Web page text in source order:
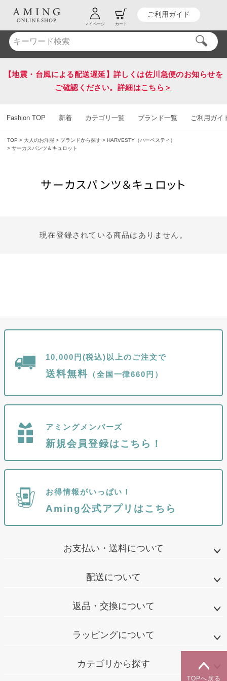
マイページ カート
ご利用ガイド
HOT KEY WORD #送料無料
【地震・台風による配送遅延】詳しくは佐川急便のお知らせを
ご確認ください。 詳細はこちら＞
Fashion TOP 新着 カテゴリ一覧 ブランド一覧 ご利用ガイ
TOP 大人のお洋服 ブランドから探す
HARVESTY（ハーベスティ）
サーカスパンツ＆キュロット
サーカスパンツ＆キュロット
現在登録されている商品はありません。
TOPへ戻る
10,000円(税込)以上のご注文で
送料無料 （全国一律660円）
アミングメンバーズ
新規会員登録はこちら！
お得情報がいっぱい！
Aming公式アプリはこちら
お支払い・送料について
配送について
返品・交換について
ラッピングについて
カテゴリから探す